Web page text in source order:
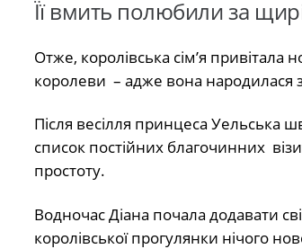
Її вмить полюбили за
Отже, королівська сім’я
королеви – адже вона народилася
Після весілля принцеса Уельська
список постійних благочинних
простоту.
Водночас Діана почала додавати
королівської прогулянки нічого